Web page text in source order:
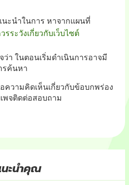
นะนำในการ หาจากแผนที่
ระวังเกี่ยวกับเว็บไซต์
ว่า ในตอนเริ่มดำเนินการอาจมี
รค้นหา
วามคิดเห็นเกี่ยวกับข้อบกพร่อง
พจติดต่อสอบถาม
นะนำคุณ